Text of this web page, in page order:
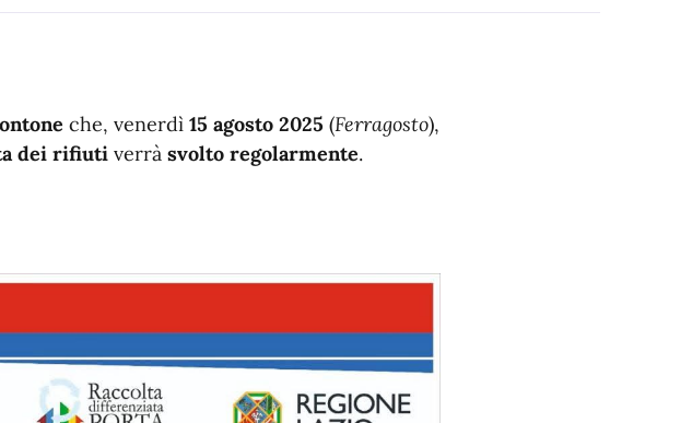
che, venerdì 15 agosto 2025 (Ferragosto),
dei rifiuti verrà svolto regolarmente.